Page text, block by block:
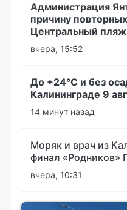
Администрация
причину
Центральный пляж
вчера, 15:52
До +24°С и без
Калининграде 9
14 минут назад
Моряк и врач из
финал «Родников»
вчера, 10:31